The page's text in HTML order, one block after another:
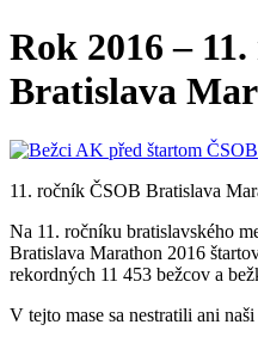
Rok 2016 –
Bratislava
11. ročník ČSOB Bratislava
Na 11. ročníku bratislavského
Bratislava Marathon 2016
rekordných 11 453 bežcov a
V tejto mase sa nestratili ani